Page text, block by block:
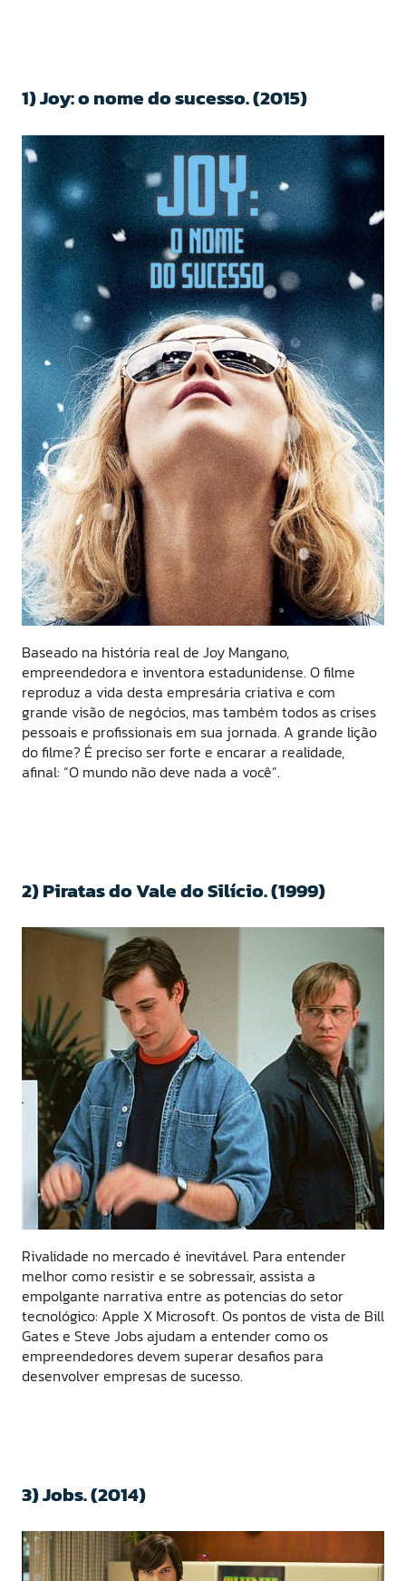
1) Joy: o nome do sucesso. (2015)
Baseado na história real de Joy Mangano,
empreendedora e inventora estadunidense. O filme
reproduz a vida desta empresária criativa e com
grande visão de negócios, mas também todos as crises
pessoais e profissionais em sua jornada. A grande lição
do filme? É preciso ser forte e encarar a realidade,
afinal: “O mundo não deve nada a você”.
2) Piratas do Vale do Silício. (1999)
Rivalidade no mercado é inevitável. Para entender
melhor como resistir e se sobressair, assista a
empolgante narrativa entre as potencias do setor
tecnológico: Apple X Microsoft. Os pontos de vista de Bill
Gates e Steve Jobs ajudam a entender como os
empreendedores devem superar desafios para
desenvolver empresas de sucesso.
3) Jobs. (2014)